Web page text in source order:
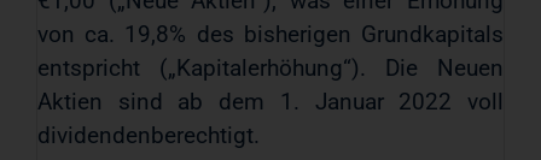
von ca. 19,8% des bisherigen Grundkapitals
entspricht („Kapitalerhöhung“). Die Neuen
Aktien sind ab dem 1. Januar 2022 voll
dividendenberechtigt.